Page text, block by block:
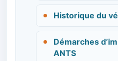
Historique du
Démarches
ANTS